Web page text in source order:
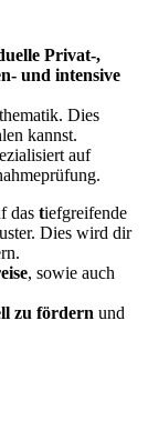
Privat-,
und intensive
Dies
kannst.
auf
dastiefgreifende
Dies wird dir
, sowie auch
zu fördernund